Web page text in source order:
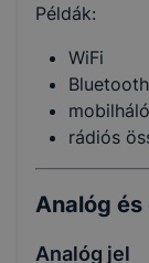
Példák:
WiFi
Bluetooth
rádiós
Analóg
Analóg jel